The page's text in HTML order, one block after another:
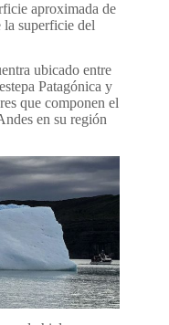
aproximada de
la superficie del
ubicado entre
Patagónica y
que componen el
en su región